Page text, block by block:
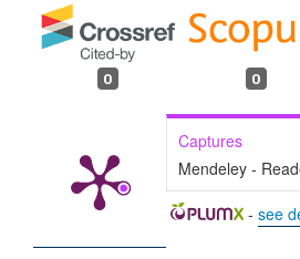
0 0
Captures
Mendeley -
- see